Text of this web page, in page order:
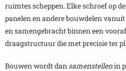
ruimtes scheppen. Elke schroef op
panelen en andere bouwdelen
en samengebracht binnen een
draagstructuur die met precisie ter
Bouwen wordt dan samenstellenin